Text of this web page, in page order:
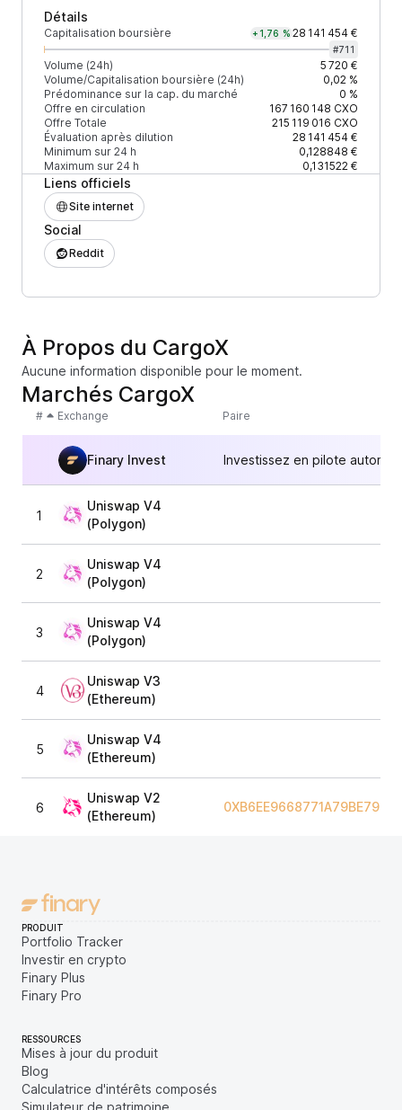
Détails
Capitalisation boursière +1,76 % 28 141 454 €
#711
Volume (24h)
5 720 €
Volume/Capitalisation boursière (24h)
0,02 %
Prédominance sur la cap. du marché
0 %
Offre en circulation
167 160 148 CXO
Offre Totale
215 119 016 CXO
Évaluation après dilution
28 141 454 €
Minimum sur 24 h
0,128848 €
Maximum sur 24 h
0,131522 €
Liens officiels
Site internet
Social
Reddit
À Propos du CargoX
Aucune information disponible pour le moment.
Marchés CargoX
# Exchange Paire
Finary Invest Investissez en pilote
1
Uniswap V4
(Polygon)
2
Uniswap V4
(Polygon)
3
Uniswap V4
(Polygon)
4
Uniswap V3
(Ethereum)
5
Uniswap V4
(Ethereum)
6
Uniswap V2
(Ethereum)
PRODUIT
Portfolio Tracker
Investir en crypto
Finary Plus
Finary Pro
RESSOURCES
Mises à jour du produit
Blog
Calculatrice d'intérêts composés
Simulateur de patrimoine